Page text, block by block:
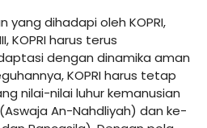
dihadapi oleh KOPRI,
KOPRI harus terus
dengan dinamika aman
KOPRI harus tetap
nilai-nilai luhur kemanusian
An-Nahdliyah) dan ke-